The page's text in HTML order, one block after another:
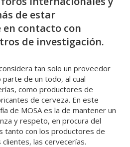
de estar
contacto con
de investigación.
tan solo un proveedor
de un todo, al cual
como productores de
de cerveza. En este
de MOSA es la de mantener un
y respeto, en procura del
tanto con los productores de
las cervecerías.